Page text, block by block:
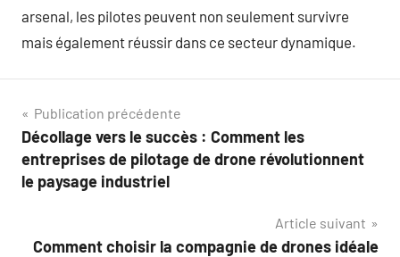
arsenal, les pilotes peuvent non seulement survivre
mais également réussir dans ce secteur dynamique.
Navigation
de
l’article
Publication précédente
Décollage vers le succès : Comment les
entreprises de pilotage de drone révolutionnent
le paysage industriel
Article suivant
Comment choisir la compagnie de drones idéale